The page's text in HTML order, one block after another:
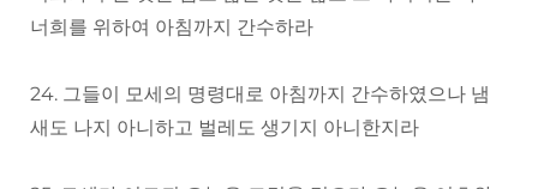
너희를 위하여 아침까지 간수하라
24. 그들이 모세의 명령대로 아침까지 간수하였으나 냄
새도 나지 아니하고 벌레도 생기지 아니한지라